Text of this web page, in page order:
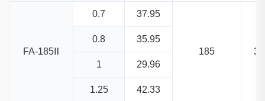
FA-185Ⅱ
0.7 37.95
185
0.8 35.95
1 29.96
1.25 42.33